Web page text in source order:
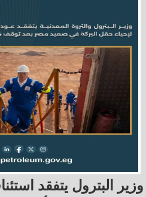
وزير البترول يتفقد